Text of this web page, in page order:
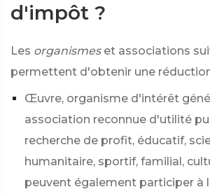
d'impôt ?
Les organismes et associations
permettent d'obtenir une
Œuvre, organisme d'intérêt
association reconnue d'utilité
recherche de profit, éducatif,
humanitaire, sportif, familial,
peuvent également participer à